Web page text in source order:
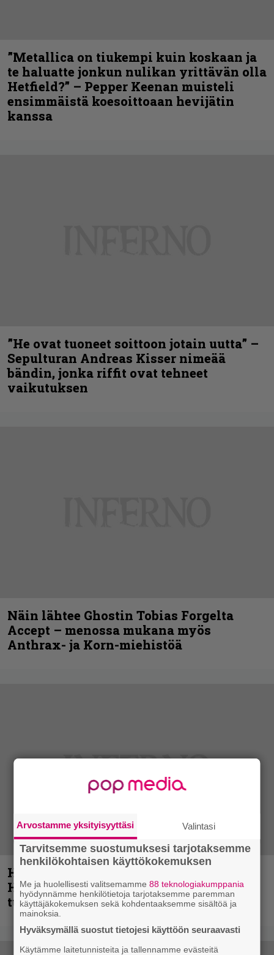
”Metallica on tiukempi kuin koskaan ja
te haluatte jonkun nulikan yrittävän olla
Hetfield?” – Pepper Keenan muisteli
ensimmäistä koesoittoaan hevijätin
kanssa
”He ovat tuoneet soittoon jotain uutta” –
Sepulturan Andreas Kisser nimeää
bändin, jonka riffit ovat tehneet
vaikutuksen
Näin lähtee Ghostin Tobias Forgelta
Accept – menossa mukana myös
Anthrax- ja Korn-miehistöä
Helloween- ja Gamma Ray -mies Kai
Hansen julkaisi uuden maistiaisen
tulevalta soololevyltä
Arvostamme yksityisyyttäsi Valintasi
Tarvitsemme suostumuksesi tarjotaksemme
henkilökohtaisen käyttökokemuksen
Me ja huolellisesti valitsemamme88 teknologiakumppania
hyödynnämme henkilötietoja tarjotaksemme paremman
käyttäjäkokemuksen sekä kohdentaaksemme sisältöä ja
mainoksia.
Hyväksymällä suostut tietojesi käyttöön seuraavasti
Käytämme laitetunnisteita ja tallennamme evästeitä